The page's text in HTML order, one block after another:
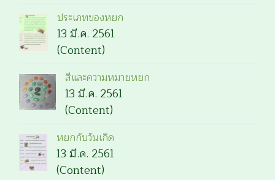
ประเภทของหยก
13 มี.ค. 2561
(Content)
สีและความหมายหยก
13 มี.ค. 2561
(Content)
หยกกับวันเกิด
13 มี.ค. 2561
(Content)